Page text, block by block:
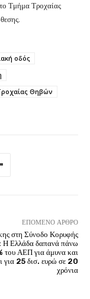
Τμήμα Τροχαίας
οδός
Θηβών
ΕΠΌΜΕΝΟ ΆΡΘΡΟ
στη Σύνοδο Κορυφής
Ελλάδα δαπανά πάνω
του ΑΕΠ για άμυνα και
για 25 δισ. ευρώ σε 20
χρόνια